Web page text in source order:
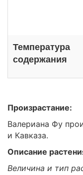
Температура
содержания
Произрастание:
Валериана Фу
и Кавказа.
Описание
Величина и тип